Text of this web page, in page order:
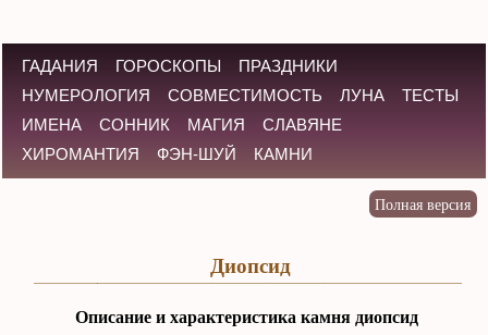
ГАДАНИЯ ГОРОСКОПЫ
ПРАЗДНИКИ
НУМЕРОЛОГИЯ
СОВМЕСТИМОСТЬ ЛУНА
ТЕСТЫ
ИМЕНА
СОННИК МАГИЯ
СЛАВЯНЕ
ХИРОМАНТИЯ
ФЭН-ШУЙ КАМНИ
Диопсид
Описание и характеристика камня диопсид